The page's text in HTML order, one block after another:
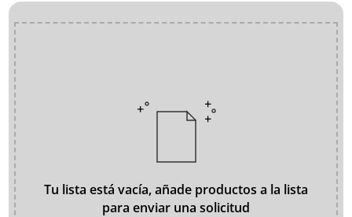
Tu lista está vacía, añade productos a la lista
para enviar una solicitud